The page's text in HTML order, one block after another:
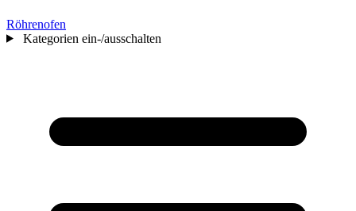
Röhrenofen
Kategorien ein-/ausschalten